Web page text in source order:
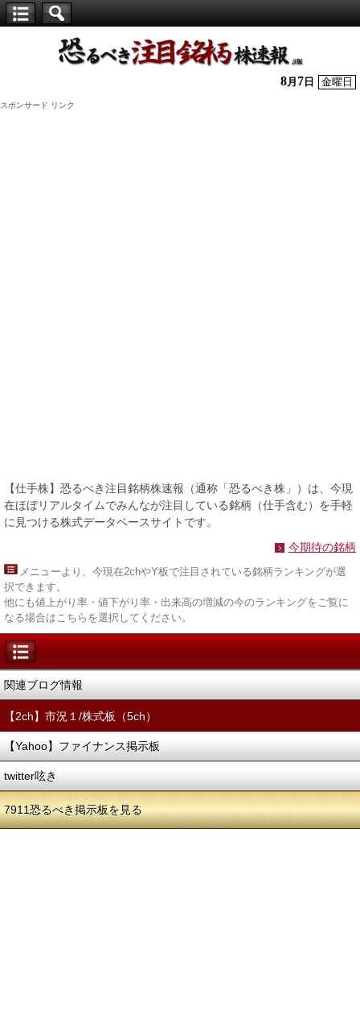
株】
8月 7 日 金曜日
スポンサード リンク
【仕手株】恐るべき注目銘柄株速報（通称「恐るべき株」）は、今現
在ほぼリアルタイムでみんなが注目している銘柄（仕手含む）を手軽
に見つける株式データベースサイトです。
今期待の銘柄
メニューより、今現在2chやY板で注目されている銘柄ランキングが選
択できます。
他にも値上がり率・値下がり率・出来高の増減の今のランキングをご覧に
なる場合はこちらを選択してください。
関連ブログ情報
【2ch】市況１/株式板（5ch）
【Yahoo】ファイナンス掲示板
twitter呟き
7911恐るべき掲示板を見る